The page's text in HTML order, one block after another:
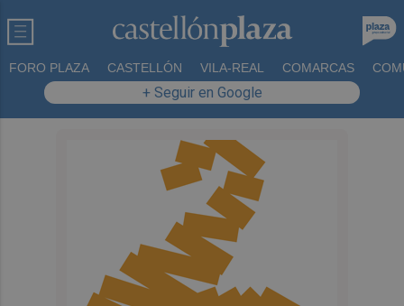
FORO PLAZA CASTELLÓN VILA-REAL COMARCAS
+ Seguir en Google